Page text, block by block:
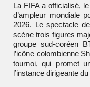
La FIFA a officialisé,
d’ampleur mondiale
2026. Le spectacle
scène trois figures
groupe sud-coréen
l’icône colombienne
tournoi, qui promet
l’instance dirigeante